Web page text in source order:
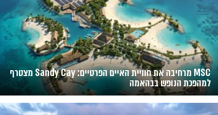
MSC מרחיבה את חוויית האיים הפרטיים: Sandy Cay מצטרף
למהפכת הנופש בבהאמה